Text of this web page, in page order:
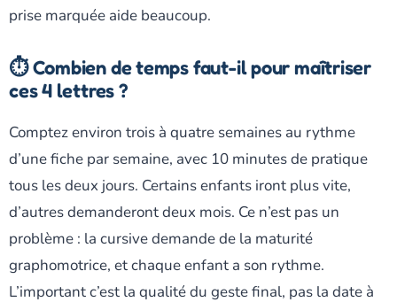
prise marquée aide beaucoup.
⏱️ Combien de temps faut-il pour maîtriser
ces 4 lettres ?
Comptez environ trois à quatre semaines au rythme
d’une fiche par semaine, avec 10 minutes de pratique
tous les deux jours. Certains enfants iront plus vite,
d’autres demanderont deux mois. Ce n’est pas un
problème : la cursive demande de la maturité
graphomotrice, et chaque enfant a son rythme.
L’important c’est la qualité du geste final, pas la date à